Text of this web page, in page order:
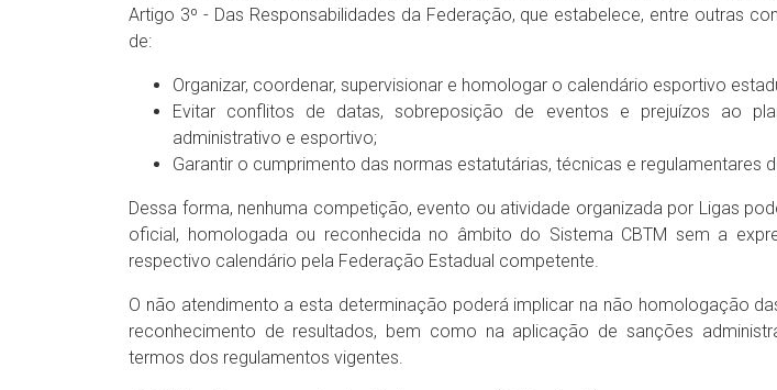
Artigo 3º - Das Responsabilidades da Federação, que estabelece, entre outras
de:
Organizar, coordenar, supervisionar e homologar o calendário esportivo
Evitar conflitos de datas, sobreposição de eventos e prejuízos ao
administrativo e esportivo;
Garantir o cumprimento das normas estatutárias, técnicas e regulamentares
Dessa forma, nenhuma competição, evento ou atividade organizada por Ligas
oficial, homologada ou reconhecida no âmbito do Sistema CBTM sem a
respectivo calendário pela Federação Estadual competente.
O não atendimento a esta determinação poderá implicar na não homologação
reconhecimento de resultados, bem como na aplicação de sanções
termos dos regulamentos vigentes.